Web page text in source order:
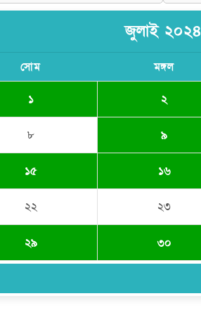
জুলাই ২০২৪
সোম মঙ্গল
১ ২
৮ ৯
১৫ ১৬
২২ ২৩
২৯ ৩০